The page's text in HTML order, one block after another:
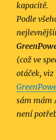
kapacitě.
Podle
(což ve
otáček, viz
sám mám
není